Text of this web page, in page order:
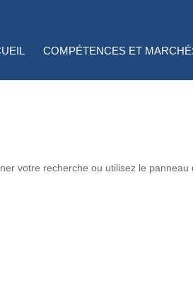
COMPÉTENCES ET
votre recherche ou utilisez le